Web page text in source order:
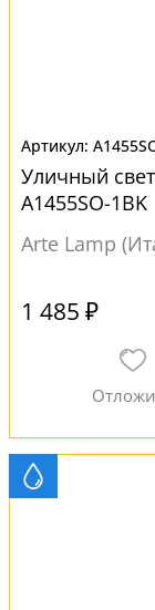
Уличный
A1455SO-1BK
Arte Lamp
1 485 ₽